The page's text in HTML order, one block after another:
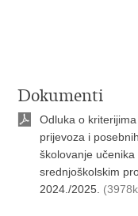
Dokumenti
Odluka o
prijevoza i
školovanje
srednjoškolskim
2024./2025.